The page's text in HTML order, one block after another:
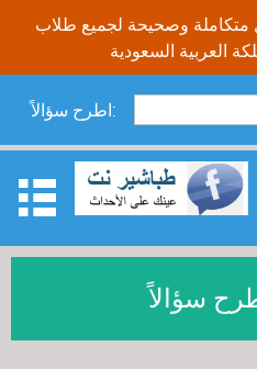
وصحيحة لجميع طلاب
اطرح سؤالاً:
سؤالاً